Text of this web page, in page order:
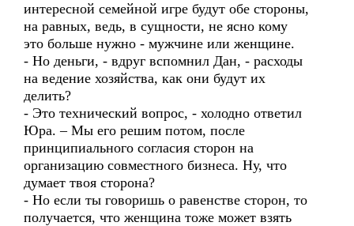
интересной семейной игре будут обе стороны,
на равных, ведь, в сущности, не ясно кому
это больше нужно - мужчине или женщине.
- Но деньги, - вдруг вспомнил Дан, - расходы
на ведение хозяйства, как они будут их
делить?
- Это технический вопрос, - холодно ответил
Юра. – Мы его решим потом, после
принципиального согласия сторон на
организацию совместного бизнеса. Ну, что
думает твоя сторона?
- Но если ты говоришь о равенстве сторон, то
получается, что женщина тоже может взять